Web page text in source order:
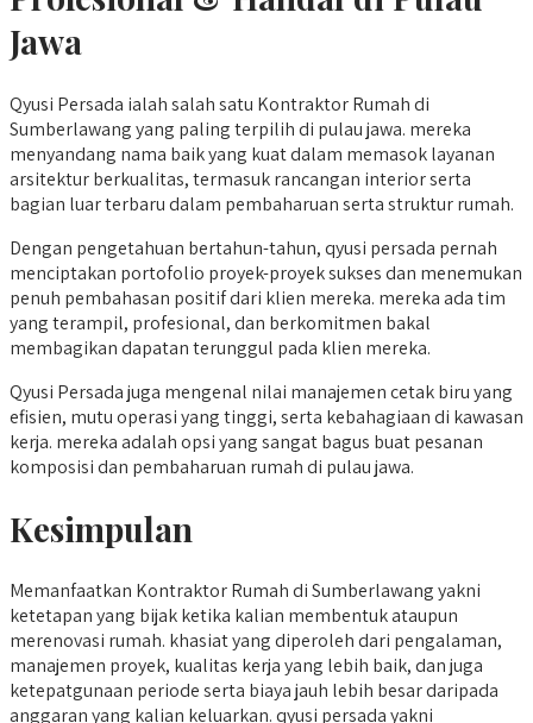
Jawa
Qyusi Persada ialah salah satu Kontraktor Rumah di
Sumberlawang yang paling terpilih di pulau jawa. mereka
menyandang nama baik yang kuat dalam memasok layanan
arsitektur berkualitas, termasuk rancangan interior serta
bagian luar terbaru dalam pembaharuan serta struktur rumah.
Dengan pengetahuan bertahun-tahun, qyusi persada pernah
menciptakan portofolio proyek-proyek sukses dan menemukan
penuh pembahasan positif dari klien mereka. mereka ada tim
yang terampil, profesional, dan berkomitmen bakal
membagikan dapatan terunggul pada klien mereka.
Qyusi Persada juga mengenal nilai manajemen cetak biru yang
efisien, mutu operasi yang tinggi, serta kebahagiaan di kawasan
kerja. mereka adalah opsi yang sangat bagus buat pesanan
komposisi dan pembaharuan rumah di pulau jawa.
Kesimpulan
Memanfaatkan Kontraktor Rumah di Sumberlawang yakni
ketetapan yang bijak ketika kalian membentuk ataupun
merenovasi rumah. khasiat yang diperoleh dari pengalaman,
manajemen proyek, kualitas kerja yang lebih baik, dan juga
ketepatgunaan periode serta biaya jauh lebih besar daripada
anggaran yang kalian keluarkan. qyusi persada yakni